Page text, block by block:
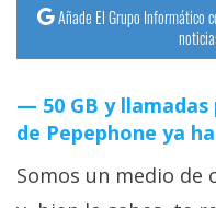
Añade El Grupo Informático
50 GB y
de Pepephone ya
Somos un medio de